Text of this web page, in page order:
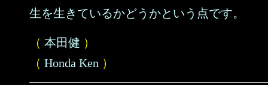
生を生きているかどうかという点です。
（ 本田健 ）
（ Honda Ken ）